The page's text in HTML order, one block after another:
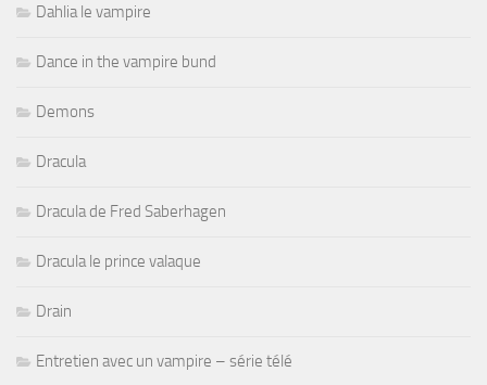
Dahlia le vampire
Dance in the vampire bund
Demons
Dracula
Dracula de Fred Saberhagen
Dracula le prince valaque
Drain
Entretien avec un vampire – série télé